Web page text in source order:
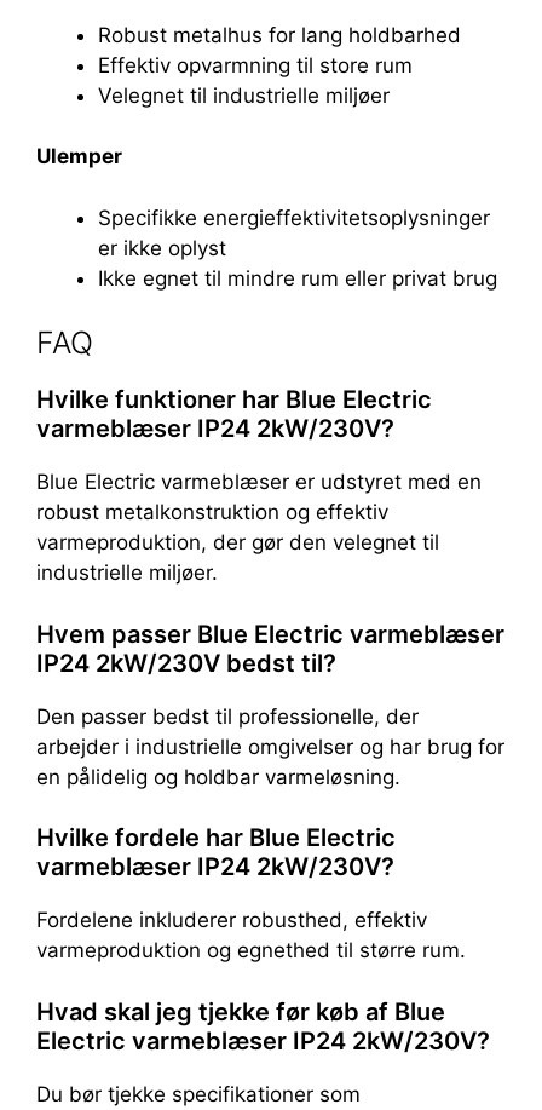
Robust metalhus for lang holdbarhed
Effektiv opvarmning til store rum
Velegnet til industrielle miljøer
Ulemper
Specifikke energieffektivitetsoplysninger
er ikke oplyst
Ikke egnet til mindre rum eller privat brug
FAQ
Hvilke funktioner har Blue Electric
varmeblæser IP24 2kW/230V?
Blue Electric varmeblæser er udstyret med en
robust metalkonstruktion og effektiv
varmeproduktion, der gør den velegnet til
industrielle miljøer.
Hvem passer Blue Electric varmeblæser
IP24 2kW/230V bedst til?
Den passer bedst til professionelle, der
arbejder i industrielle omgivelser og har brug for
en pålidelig og holdbar varmeløsning.
Hvilke fordele har Blue Electric
varmeblæser IP24 2kW/230V?
Fordelene inkluderer robusthed, effektiv
varmeproduktion og egnethed til større rum.
Hvad skal jeg tjekke før køb af Blue
Electric varmeblæser IP24 2kW/230V?
Du bør tjekke specifikationer som